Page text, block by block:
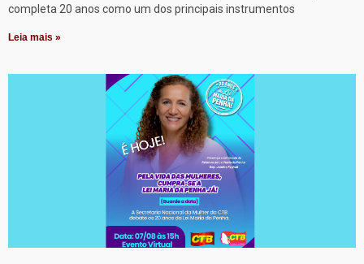
completa 20 anos como um dos principais instrumentos
Leia mais »